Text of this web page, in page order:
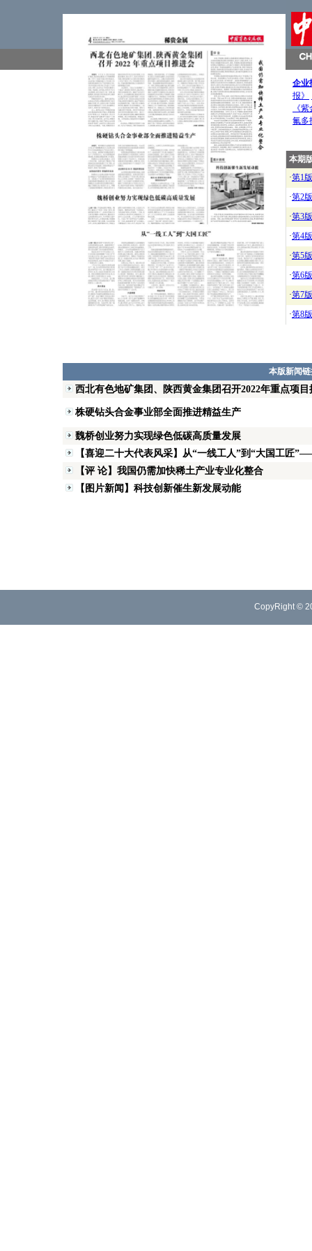
企业
报》
《
氟多
本期
·第1版
·第2版
·第3版
·第4版
·第5版
·第6版
·第7版
·第8版
本版新闻
西北有色地矿集团、陕西黄金集团召开2022年重点项目
株硬钻头合金事业部全面推进精益生产
魏桥创业努力实现绿色低碳高质量发展
【喜迎二十大代表风采】从“一线工人”到“大国工匠
【评 论】我国仍需加快稀土产业专业化整合
【图片新闻】科技创新催生新发展动能
CopyRight ©